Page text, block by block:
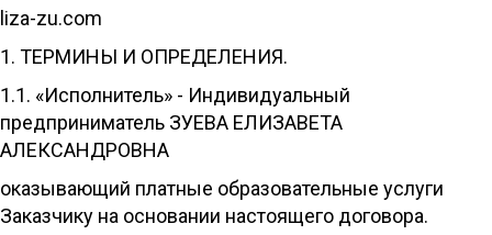
liza-zu.com
1. ТЕРМИНЫ И ОПРЕДЕЛЕНИЯ.
1.1. «Исполнитель» - Индивидуальный
предприниматель ЗУЕВА ЕЛИЗАВЕТА
АЛЕКСАНДРОВНА
оказывающий платные образовательные услуги
Заказчику на основании настоящего договора.